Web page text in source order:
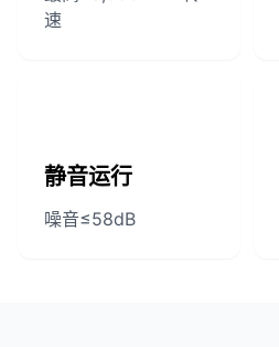
速
静音运行
噪音≤58dB